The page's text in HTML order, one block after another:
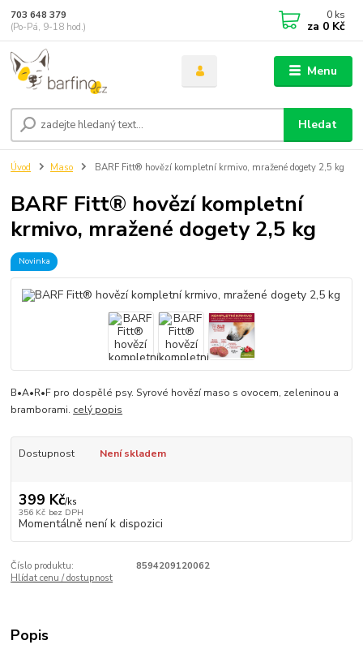
Menu
Hledat
703 648 379
(Po-Pá, 9-18 hod.)
0 ks
za 0 Kč
Úvod Maso BARF Fitt® hovězí kompletní krmivo, mražené dogety 2,5 kg
BARF Fitt® hovězí kompletní
krmivo, mražené dogety 2,5 kg
Novinka
B•A•R•F pro dospělé psy. Syrové hovězí maso s ovocem, zeleninou a
bramborami. celý popis
Dostupnost Není skladem
399 Kč/ks
356 Kč bez DPH
Momentálně není k dispozici
Číslo produktu:
8594209120062
Hlídat cenu / dostupnost
Popis